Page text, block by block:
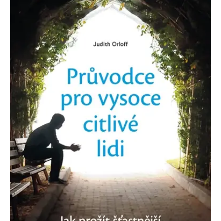
koncový uživatel používá
webové stránky a
jakoukoli reklamu,
kterou koncový uživatel
mohl vidět před
návštěvou uvedeného
webu.
MR
Microsoft
Corporation
.c.bing.com
Toto je soubor cookie
první strany společnosti
Microsoft MSN, který
používáme k měření
používání webu pro
interní analýzu.
_uetvid
Microsoft
Corporation
.grada.cz
1 rok
Toto je soubor cookie
využívaný společností
Microsoft Bing Ads a je
sledovacím souborem
cookie. Umožňuje nám
uživatelem, který již dříve
navštívil náš web.
test_cookie
Google LLC
.doubleclick.net
Tento soubor cookie
nastavuje společnost
DoubleClick (kterou
vlastní společnost
Google), aby zjistila, zda
prohlížeč návštěvníka
webu podporuje